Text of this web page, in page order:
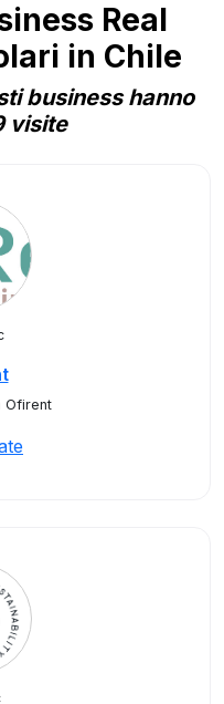
Real
in Chile
business hanno
visite
Ofirent